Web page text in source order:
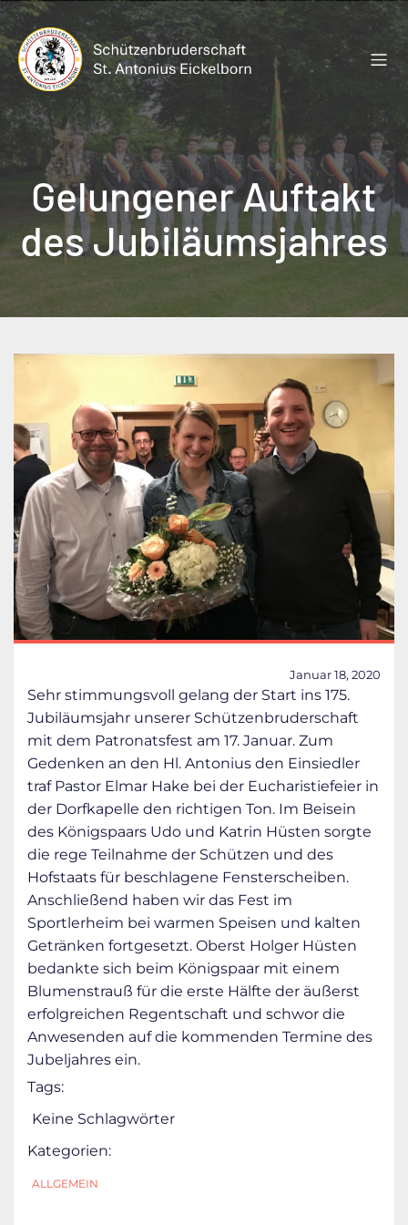
Zum
Inhalt
springen
Gelungener Auftakt
des Jubiläumsjahres
Januar 18, 2020
Sehr stimmungsvoll gelang der Start ins 175.
Jubiläumsjahr unserer Schützenbruderschaft
mit dem Patronatsfest am 17. Januar. Zum
Gedenken an den Hl. Antonius den Einsiedler
traf Pastor Elmar Hake bei der Eucharistiefeier in
der Dorfkapelle den richtigen Ton. Im Beisein
des Königspaars Udo und Katrin Hüsten sorgte
die rege Teilnahme der Schützen und des
Hofstaats für beschlagene Fensterscheiben.
Anschließend haben wir das Fest im
Sportlerheim bei warmen Speisen und kalten
Getränken fortgesetzt. Oberst Holger Hüsten
bedankte sich beim Königspaar mit einem
Blumenstrauß für die erste Hälfte der äußerst
erfolgreichen Regentschaft und schwor die
Anwesenden auf die kommenden Termine des
Jubeljahres ein.
Tags:
Keine Schlagwörter
Kategorien:
ALLGEMEIN